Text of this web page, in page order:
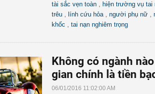
tài sắc vẹn toàn hiện trường vụ tai
trêu
lính cứu hỏa người phụ nữ
khốc
tai nạn nghiêm trọng
Không có ngành
gian chính là tiền
06/01/2016 11:02:00 AM